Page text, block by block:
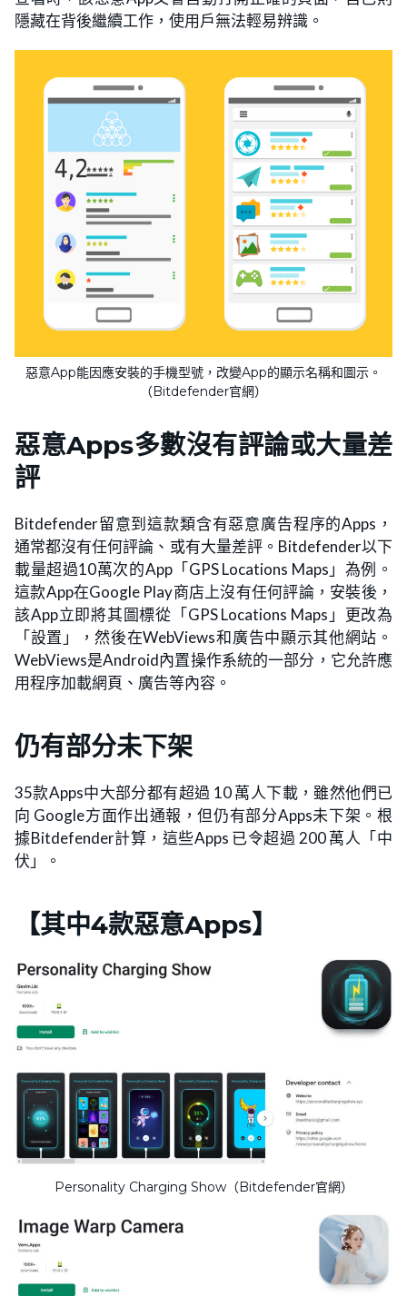
隱藏在背後繼續工作，使用戶無法輕易辨識。
惡意App能因應安裝的手機型號，改變App的顯示名稱和圖示。
（Bitdefender官網）
惡意Apps多數沒有評論或大量差
評
Bitdefender留意到這款類含有惡意廣告程序的Apps，
通常都沒有任何評論、或有大量差評。Bitdefender以下
載量超過10萬次的App「GPS Locations Maps」為例。
這款App在Google Play商店上沒有任何評論，安裝後，
該App立即將其圖標從「GPS Locations Maps」更改為
「設置」，然後在WebViews和廣告中顯示其他網站。
WebViews是Android內置操作系統的一部分，它允許應
用程序加載網頁、廣告等內容。
仍有部分未下架
35款Apps中大部分都有超過 10 萬人下載，雖然他們已
向 Google方面作出通報，但仍有部分Apps未下架。根
據Bitdefender計算，這些Apps 已令超過 200 萬人「中
伏」。
【其中4款惡意Apps】
Personality Charging Show（Bitdefender官網）